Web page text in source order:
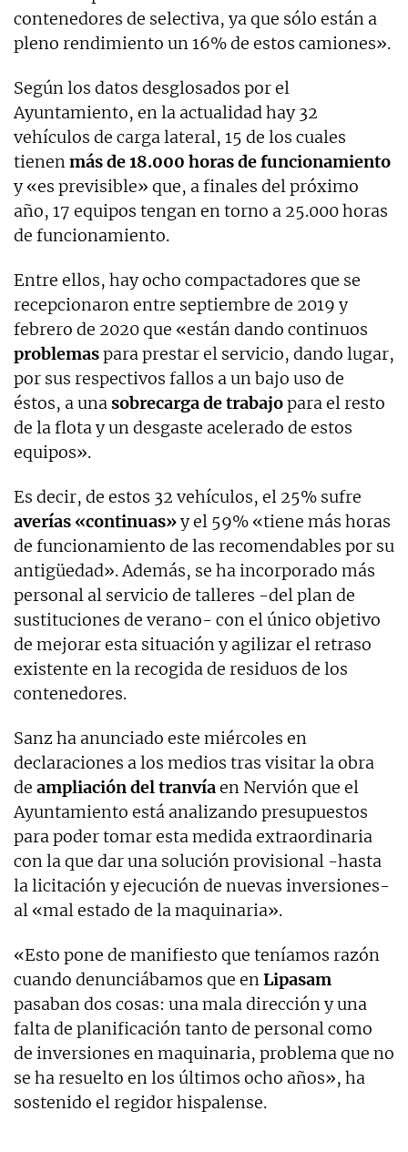
contenedores de selectiva, ya que sólo están a
pleno rendimiento un 16% de estos camiones».
Según los datos desglosados por el
Ayuntamiento, en la actualidad hay 32
vehículos de carga lateral, 15 de los cuales
tienenmás de 18.000 horas de funcionamiento
y «es previsible» que, a finales del próximo
año, 17 equipos tengan en torno a 25.000 horas
de funcionamiento.
Entre ellos, hay ocho compactadores que se
recepcionaron entre septiembre de 2019 y
febrero de 2020 que «están dando continuos
problemaspara prestar el servicio, dando lugar,
por sus respectivos fallos a un bajo uso de
éstos, a unasobrecarga de trabajopara el resto
de la flota y un desgaste acelerado de estos
equipos».
Es decir, de estos 32 vehículos, el 25% sufre
averías «continuas»y el 59% «tiene más horas
de funcionamiento de las recomendables por su
antigüedad». Además, se ha incorporado más
personal al servicio de talleres -del plan de
sustituciones de verano- con el único objetivo
de mejorar esta situación y agilizar el retraso
existente en la recogida de residuos de los
contenedores.
Sanz ha anunciado este miércoles en
declaraciones a los medios tras visitar la obra
de ampliación del tranvíaen Nervión que el
Ayuntamiento está analizando presupuestos
para poder tomar esta medida extraordinaria
con la que dar una solución provisional -hasta
la licitación y ejecución de nuevas inversiones-
al «mal estado de la maquinaria».
«Esto pone de manifiesto que teníamos razón
cuando denunciábamos que enLipasam
pasaban dos cosas: una mala dirección y una
falta de planificación tanto de personal como
de inversiones en maquinaria, problema que no
se ha resuelto en los últimos ocho años», ha
sostenido el regidor hispalense.